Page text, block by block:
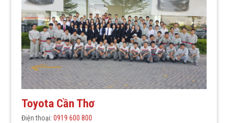
Toyota Cần Thơ
Điện thoại:0919 600 800